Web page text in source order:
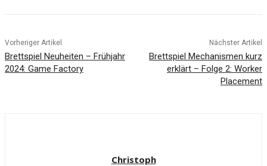
Vorheriger Artikel
Brettspiel Neuheiten – Frühjahr
2024: Game Factory
Nächster Artikel
Brettspiel Mechanismen kurz
erklärt – Folge 2: Worker
Placement
Christoph